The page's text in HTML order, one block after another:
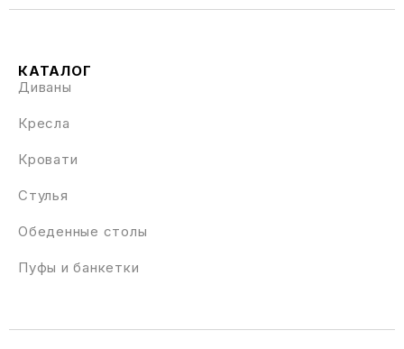
КАТАЛОГ
Диваны
Кресла
Кровати
Стулья
Обеденные столы
Пуфы и банкетки